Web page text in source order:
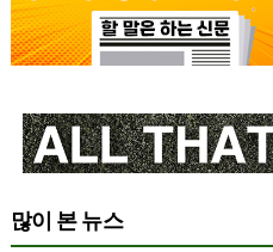
많이 본 뉴스